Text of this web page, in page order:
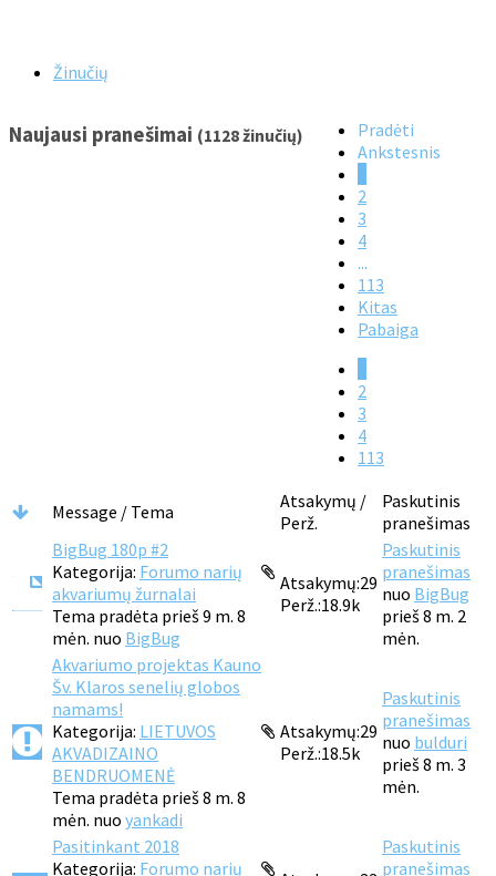
Žinučių
Naujausi pranešimai (1128 žinučių)
Pradėti
Ankstesnis
2
3
4
...
113
Kitas
Pabaiga
2
3
4
113
Message / Tema
Atsakymų /
Perž.
Paskutinis
pranešimas
BigBug 180p #2
Kategorija: Forumo narių
akvariumų žurnalai
Tema pradėta prieš 9 m. 8
mėn. nuo BigBug
Atsakymų:29
Perž.:18.9k
Paskutinis
pranešimas
nuo BigBug
prieš 8 m. 2
mėn.
Akvariumo projektas Kauno
Šv. Klaros senelių globos
namams!
Kategorija: LIETUVOS
AKVADIZAINO
BENDRUOMENĖ
Tema pradėta prieš 8 m. 8
mėn. nuo yankadi
Atsakymų:29
Perž.:18.5k
Paskutinis
pranešimas
nuo bulduri
prieš 8 m. 3
mėn.
Pasitinkant 2018
Kategorija: Forumo narių
Paskutinis
pranešimas